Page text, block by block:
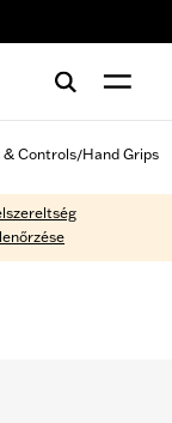
& Controls/Hand Grips